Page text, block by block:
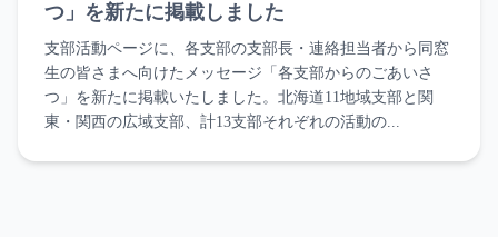
つ」を新たに掲載しました
支部活動ページに、各支部の支部長・連絡担当者から同窓
生の皆さまへ向けたメッセージ「各支部からのごあいさ
つ」を新たに掲載いたしました。北海道11地域支部と関
東・関西の広域支部、計13支部それぞれの活動の...